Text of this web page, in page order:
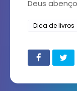
Deus
Dica de livros